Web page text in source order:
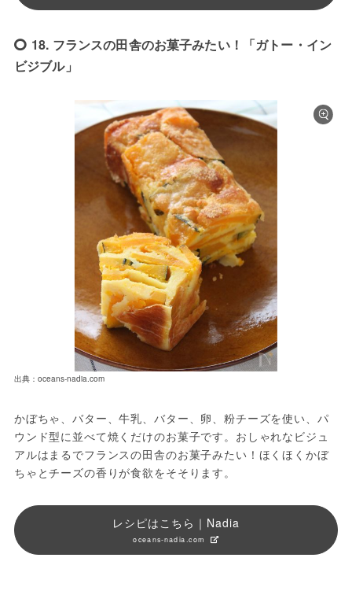
18. フランスの田舎のお菓子みたい！「ガトー・イン
ビジブル」
出典：oceans-nadia.com
かぼちゃ、バター、牛乳、バター、卵、粉チーズを使い、パ
ウンド型に並べて焼くだけのお菓子です。おしゃれなビジュ
アルはまるでフランスの田舎のお菓子みたい！ほくほくかぼ
ちゃとチーズの香りが食欲をそそります。
レシピはこちら｜Nadia
oceans-nadia.com